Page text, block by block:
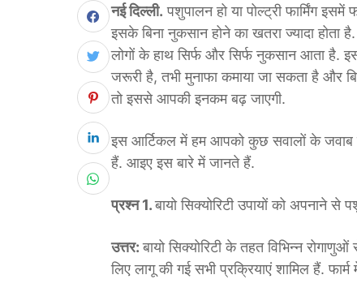
नई दिल्ली. पशुपालन हो या पोल्ट्री फार्मिंग
इसके बिना नुकसान होने का खतरा ज्यादा होता
लोगों के हाथ सिर्फ और सिर्फ नुकसान आता है.
जरूरी है, तभी मुनाफा कमाया जा सकता है और
तो इससे आपकी इनकम बढ़ जाएगी.
इस आर्टिकल में हम आपको कुछ सवालों के
हैं. आइए इस बारे में जानते हैं.
प्रश्न 1.बायो सिक्योरिटी उपायों को अपनाने से
उत्तर:बायो सिक्योरिटी के तहत विभिन्न
लिए लागू की गई सभी प्रक्रियाएं शामिल हैं. फार्म